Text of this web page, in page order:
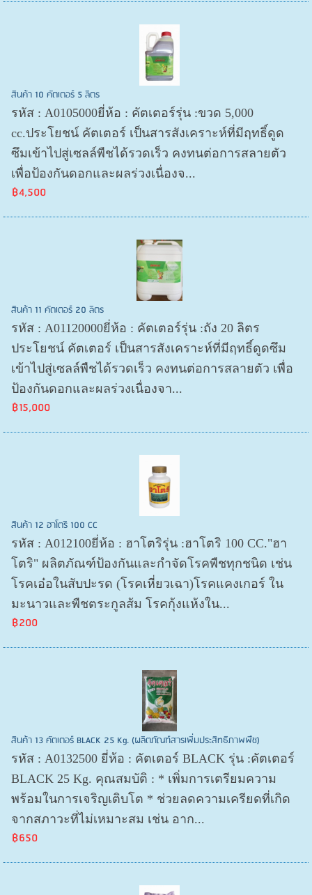
สินค้า 10 คัตเตอร์ 5 ลิตร
รหัส : A0105000ยี่ห้อ : คัตเตอร์รุ่น :ขวด 5,000
cc.ประโยชน์ คัตเตอร์ เป็นสารสังเคราะห์ที่มีฤทธิ์ดูด
ซึมเข้าไปสู่เซลล์พืชได้รวดเร็ว คงทนต่อการสลายตัว
เพื่อป้องกันดอกและผลร่วงเนื่องจ...
฿4,500
สินค้า 11 คัตเตอร์ 20 ลิตร
รหัส : A01120000ยี่ห้อ : คัตเตอร์รุ่น :ถัง 20 ลิตร
ประโยชน์ คัตเตอร์ เป็นสารสังเคราะห์ที่มีฤทธิ์ดูดซึม
เข้าไปสู่เซลล์พืชได้รวดเร็ว คงทนต่อการสลายตัว เพื่อ
ป้องกันดอกและผลร่วงเนื่องจา...
฿15,000
สินค้า 12 ฮาโตริ 100 CC
รหัส : A012100ยี่ห้อ : ฮาโตริรุ่น :ฮาโตริ 100 CC."ฮา
โตริ" ผลิตภัณฑ์ป้องกันและกำจัดโรคพืชทุกชนิด เช่น
โรคเอ๋อในสับปะรด (โรคเหี่ยวเฉา)โรคแคงเกอร์ ใน
มะนาวและพืชตระกูลส้ม โรคกุ้งแห้งใน...
฿200
สินค้า 13 คัตเตอร์ BLACK 25 Kg. (ผลิตภัณฑ์สารเพิ่มประสิทธิภาพพืช)
รหัส : A0132500 ยี่ห้อ : คัตเตอร์ BLACK รุ่น :คัตเตอร์
BLACK 25 Kg. คุณสมบัติ : * เพิ่มการเตรียมความ
พร้อมในการเจริญเติบโต * ช่วยลดความเครียดที่เกิด
จากสภาวะที่ไม่เหมาะสม เช่น อาก...
฿650